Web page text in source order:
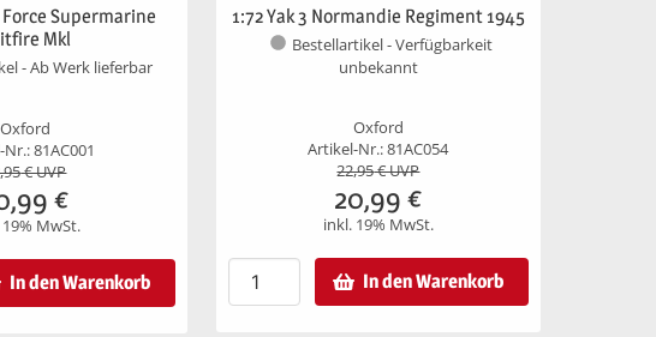
Force Supermarine
Mkl
- Ab Werk lieferbar
Oxford
81AC001
€ UVP
€
MwSt.
In den Warenkorb
1:72 Yak 3 Normandie Regiment 1945
Bestellartikel - Verfügbarkeit
unbekannt
Oxford
Artikel-Nr.: 81AC054
22,95€ UVP
20,99 €
inkl. 19% MwSt.
In den Warenkorb